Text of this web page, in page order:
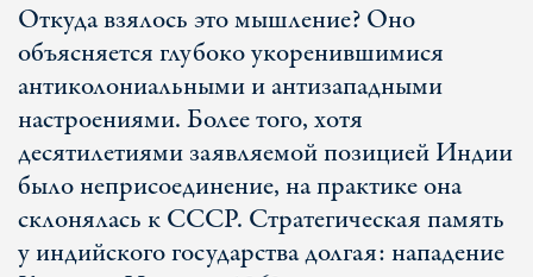
Откуда взялось это мышление? Оно
объясняется глубоко укоренившимися
антиколониальными и антизападными
настроениями. Более того, хотя
десятилетиями заявляемой позицией Индии
было неприсоединение, на практике она
склонялась к СССР. Стратегическая память
у индийского государства долгая: нападение